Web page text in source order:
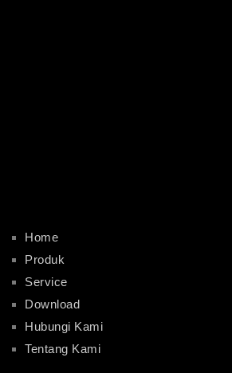
Home
Produk
Service
Download
Hubungi Kami
Tentang Kami